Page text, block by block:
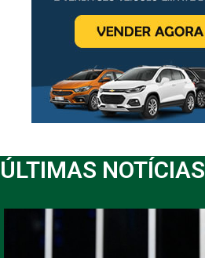
ÚLTIMAS NOTÍCIAS